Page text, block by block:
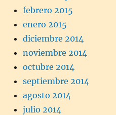
febrero 2015
enero 2015
diciembre 2014
noviembre 2014
octubre 2014
septiembre 2014
agosto 2014
julio 2014